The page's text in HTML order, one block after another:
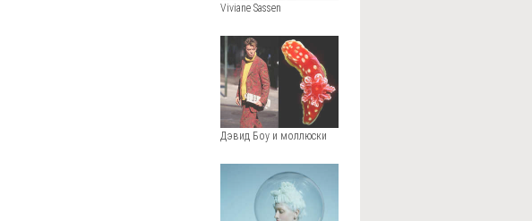
Viviane Sassen
Дэвид Боу и моллюски